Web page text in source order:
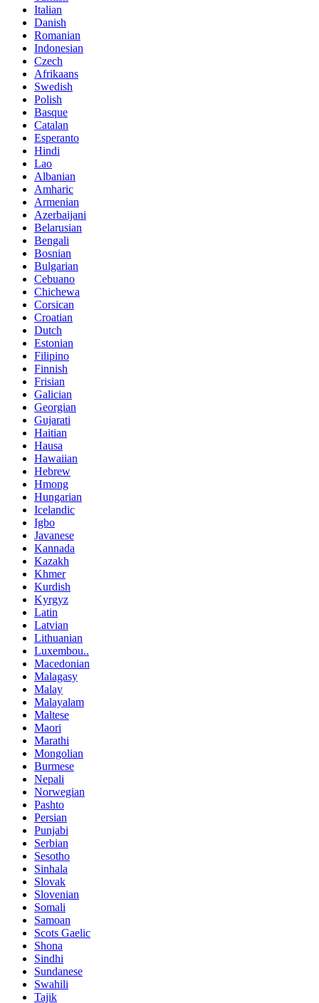
Italian
Danish
Romanian
Indonesian
Czech
Afrikaans
Swedish
Polish
Basque
Catalan
Esperanto
Hindi
Lao
Albanian
Amharic
Armenian
Azerbaijani
Belarusian
Bengali
Bosnian
Bulgarian
Cebuano
Chichewa
Corsican
Croatian
Dutch
Estonian
Filipino
Finnish
Frisian
Galician
Georgian
Gujarati
Haitian
Hausa
Hawaiian
Hebrew
Hmong
Hungarian
Icelandic
Igbo
Javanese
Kannada
Kazakh
Khmer
Kurdish
Kyrgyz
Latin
Latvian
Lithuanian
Luxembou..
Macedonian
Malagasy
Malay
Malayalam
Maltese
Maori
Marathi
Mongolian
Burmese
Nepali
Norwegian
Pashto
Persian
Punjabi
Serbian
Sesotho
Sinhala
Slovak
Slovenian
Somali
Samoan
Scots Gaelic
Shona
Sindhi
Sundanese
Swahili
Tajik